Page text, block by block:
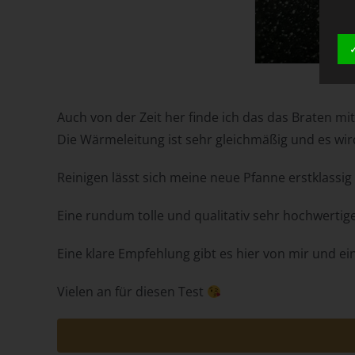
Auch von der Zeit her finde ich das das Braten
Die Wärmeleitung ist sehr gleichmäßig und es
Reinigen lässt sich meine neue Pfanne
Eine rundum tolle und qualitativ sehr
Eine klare Empfehlung gibt es hier von mir und
Vielen an für diesen Test